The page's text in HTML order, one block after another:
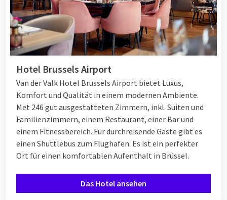
Hotel Brussels Airport
Van der Valk Hotel Brussels Airport bietet Luxus,
Komfort und Qualität in einem modernen Ambiente.
Met 246 gut ausgestatteten Zimmern, inkl. Suiten und
Familienzimmern, einem Restaurant, einer Bar und
einem Fitnessbereich. Für durchreisende Gäste gibt es
einen Shuttlebus zum Flughafen. Es ist ein perfekter
Ort für einen komfortablen Aufenthalt in Brüssel.
Das Hotel ansehen